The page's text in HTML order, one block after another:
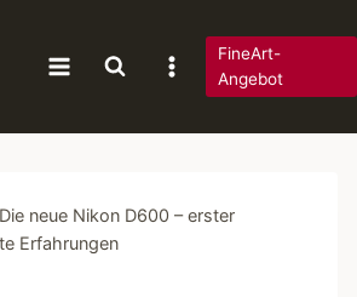
FineArt-
Angebot
Die neue Nikon D600 – erster
Erfahrungen